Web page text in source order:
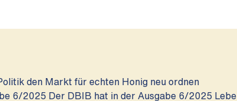
den Markt für echten Honig neu ordnen
6/2025 Der DBIB hat in der Ausgabe 6/2025